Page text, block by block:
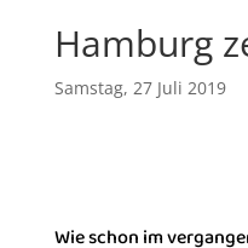
Hamburg
Samstag, 27 Juli 2019
Wie schon im